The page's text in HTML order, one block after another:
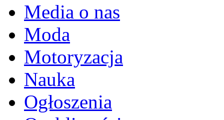
Media o nas
Moda
Motoryzacja
Nauka
Ogłoszenia